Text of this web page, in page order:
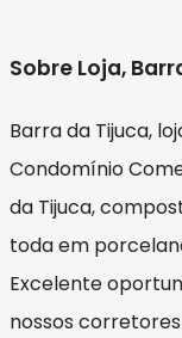
Sobre Loja,
Barra da Tijuca,
Condomínio
da Tijuca,
toda em
Excelente
nossos